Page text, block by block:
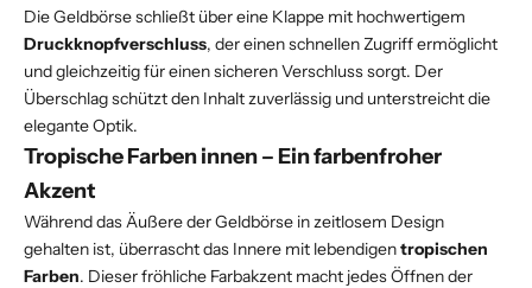
Die Geldbörse schließt über eine Klappe mit hochwertigem
Druckknopfverschluss, der einen schnellen Zugriff ermöglicht
und gleichzeitig für einen sicheren Verschluss sorgt. Der
Überschlag schützt den Inhalt zuverlässig und unterstreicht die
elegante Optik.
Tropische Farben innen – Ein farbenfroher
Akzent
Während das Äußere der Geldbörse in zeitlosem Design
gehalten ist, überrascht das Innere mit lebendigentropischen
Farben. Dieser fröhliche Farbakzent macht jedes Öffnen der